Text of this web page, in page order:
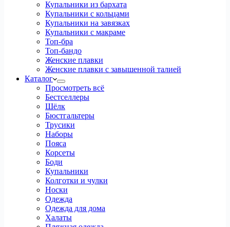
Купальники из бархата
Купальники с кольцами
Купальники на завязках
Купальники с макраме
Топ-бра
Топ-бандо
Женские плавки
Женские плавки с завышенной талией
Каталог
Просмотреть всё
Бестселлеры
Шёлк
Бюстгальтеры
Трусики
Наборы
Пояса
Корсеты
Боди
Купальники
Колготки и чулки
Носки
Одежда
Одежда для дома
Халаты